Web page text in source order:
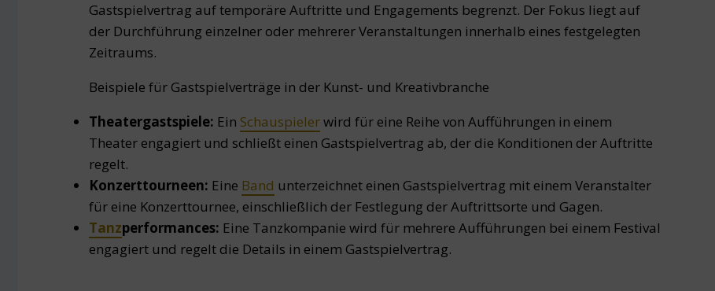
Gastspielvertrag auf temporäre Auftritte und Engagements begrenzt. Der Fokus liegt auf
der Durchführung einzelner oder mehrerer Veranstaltungen innerhalb eines festgelegten
Zeitraums.
Beispiele für Gastspielverträge in der Kunst- und Kreativbranche
Theatergastspiele: Ein Schauspielerwird für eine Reihe von Aufführungen in einem
Theater engagiert und schließt einen Gastspielvertrag ab, der die Konditionen der Auftritte
regelt.
Konzerttourneen: Eine Band unterzeichnet einen Gastspielvertrag mit einem Veranstalter
für eine Konzerttournee, einschließlich der Festlegung der Auftrittsorte und Gagen.
Tanzperformances: Eine Tanzkompanie wird für mehrere Aufführungen bei einem Festival
engagiert und regelt die Details in einem Gastspielvertrag.